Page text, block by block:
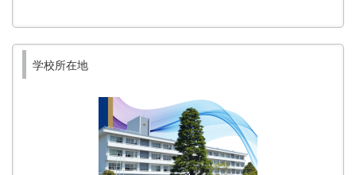
学校所在地